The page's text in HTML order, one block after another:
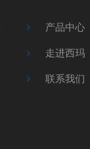
产品中心
走进西玛
联系我们